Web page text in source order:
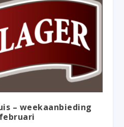
– weekaanbieding